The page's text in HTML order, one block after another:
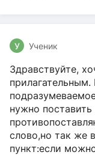
У Ученик
Здравствуйте,
нужно
слово,но так же
пункт:если